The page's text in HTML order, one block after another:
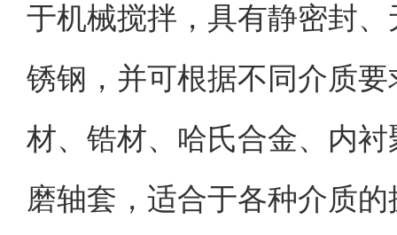
于机械搅拌，具有静密封
锈钢，并可根据不同介质要
材、锆材、哈氏合金、内
磨轴套，适合于各种介质